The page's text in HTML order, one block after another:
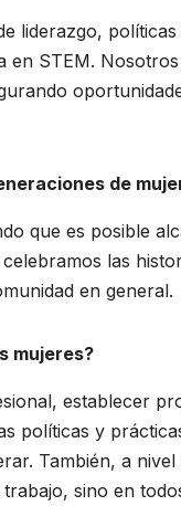
liderazgo,
en STEM.
de
que es posible
las
en general.
mujeres?
establecer
políticas y
También, a
sino en